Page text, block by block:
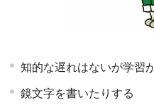
知的な遅れはないが学習
鏡文字を書いたりする